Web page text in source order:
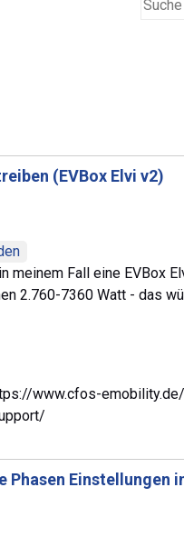
(EVBox Elvi v2)
Fall eine EVBox
2.760-7360 Watt - das
www.cfos-
Phasen Einstellungen